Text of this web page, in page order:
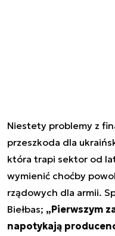
Niestety problemy z
przeszkoda dla
która trapi sektor od
wymienić choćby
rządowych dla armii.
Biełbas; „Pierwszym
napotykają